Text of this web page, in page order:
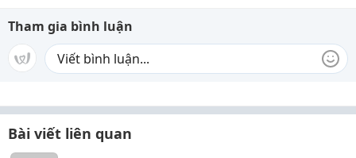
Tham gia bình luận
Bài viết liên quan